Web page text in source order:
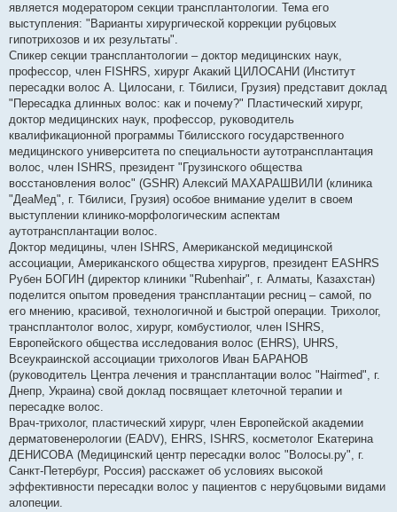
является модератором секции трансплантологии. Тема его
выступления: "Варианты хирургической коррекции рубцовых
гипотрихозов и их результаты".
Спикер секции трансплантологии – доктор медицинских наук,
профессор, член FISHRS, хирург Акакий ЦИЛОСАНИ (Институт
пересадки волос А. Цилосани, г. Тбилиси, Грузия) представит доклад
"Пересадка длинных волос: как и почему?" Пластический хирург,
доктор медицинских наук, профессор, руководитель
квалификационной программы Тбилисского государственного
медицинского университета по специальности аутотрансплантация
волос, член ISHRS, президент "Грузинского общества
восстановления волос" (GSHR) Алексий МАХАРАШВИЛИ (клиника
"ДеаМед", г. Тбилиси, Грузия) особое внимание уделит в своем
выступлении клинико-морфологическим аспектам
аутотрансплантации волос.
Доктор медицины, член ISHRS, Американской медицинской
ассоциации, Американского общества хирургов, президент EASHRS
Рубен БОГИН (директор клиники "Rubenhair", г. Алматы, Казахстан)
поделится опытом проведения трансплантации ресниц – самой, по
его мнению, красивой, технологичной и быстрой операции. Трихолог,
трансплантолог волос, хирург, комбустиолог, член ISHRS,
Европейского общества исследования волос (EHRS), UHRS,
Всеукраинской ассоциации трихологов Иван БАРАНОВ
(руководитель Центра лечения и трансплантации волос "Hairmed", г.
Днепр, Украина) свой доклад посвящает клеточной терапии и
пересадке волос.
Врач-трихолог, пластический хирург, член Европейской академии
дерматовенерологии (EADV), EHRS, ISHRS, косметолог Екатерина
ДЕНИСОВА (Медицинский центр пересадки волос "Волосы.ру", г.
Санкт-Петербург, Россия) расскажет об условиях высокой
эффективности пересадки волос у пациентов с нерубцовыми видами
алопеции.